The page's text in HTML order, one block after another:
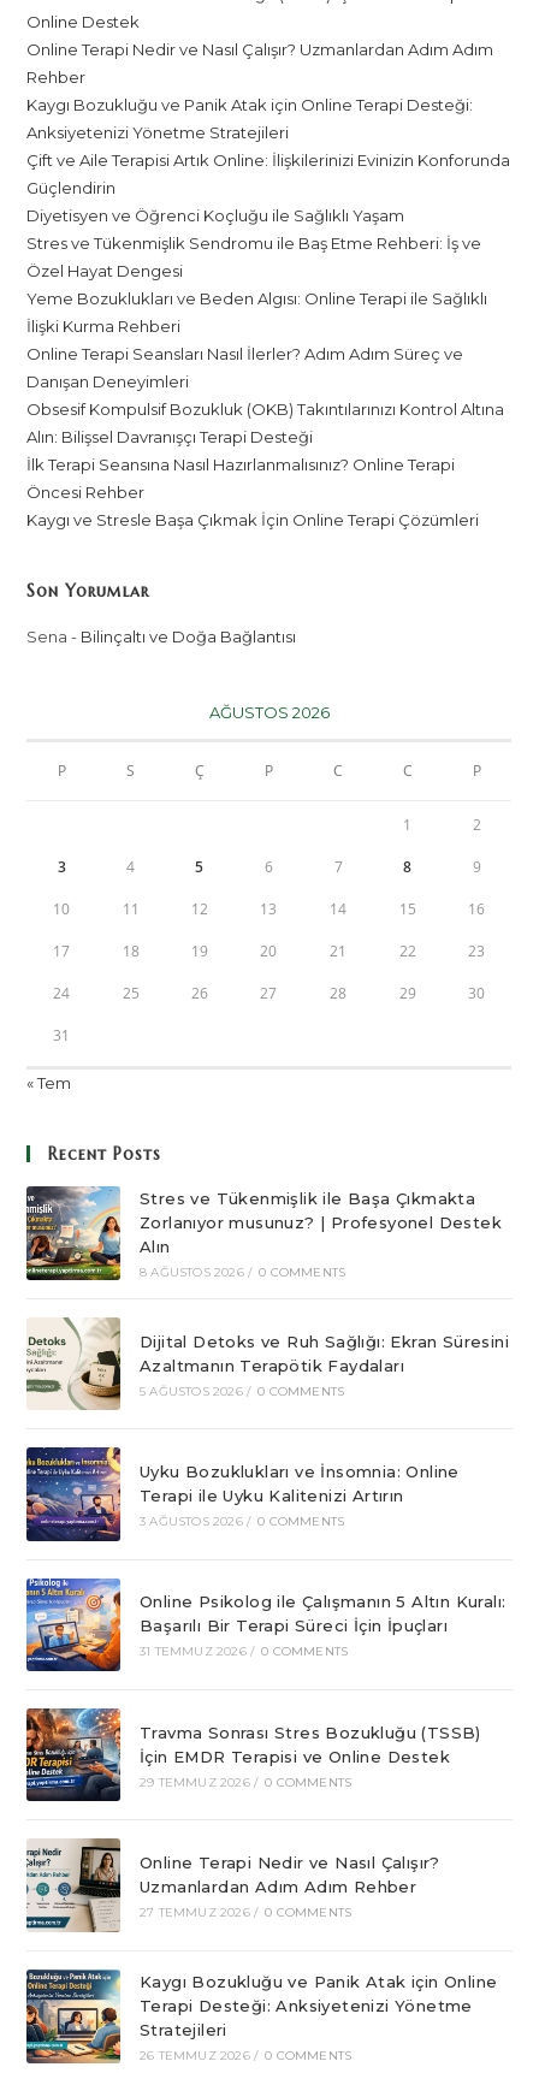
Online Destek
Online Terapi Nedir ve Nasıl Çalışır? Uzmanlardan Adım Adım
Rehber
Kaygı Bozukluğu ve Panik Atak için Online Terapi Desteği:
Anksiyetenizi Yönetme Stratejileri
Çift ve Aile Terapisi Artık Online: İlişkilerinizi Evinizin Konforunda
Güçlendirin
Diyetisyen ve Öğrenci Koçluğu ile Sağlıklı Yaşam
Stres ve Tükenmişlik Sendromu ile Baş Etme Rehberi: İş ve
Özel Hayat Dengesi
Yeme Bozuklukları ve Beden Algısı: Online Terapi ile Sağlıklı
İlişki Kurma Rehberi
Online Terapi Seansları Nasıl İlerler? Adım Adım Süreç ve
Danışan Deneyimleri
Obsesif Kompulsif Bozukluk (OKB) Takıntılarınızı Kontrol Altına
Alın: Bilişsel Davranışçı Terapi Desteği
İlk Terapi Seansına Nasıl Hazırlanmalısınız? Online Terapi
Öncesi Rehber
Kaygı ve Stresle Başa Çıkmak İçin Online Terapi Çözümleri
Son Yorumlar
Sena - Bilinçaltı ve Doğa Bağlantısı
AĞUSTOS 2026
P S Ç P C C P
1 2
3 4 5 6 7 8 9
10 11 12 13 14 15 16
17 18 19 20 21 22 23
24 25 26 27 28 29 30
31
« Tem
Recent Posts
Stres ve Tükenmişlik ile Başa Çıkmakta
Zorlanıyor musunuz? | Profesyonel Destek
Alın
8 AĞUSTOS 2026 / 0 COMMENTS
Dijital Detoks ve Ruh Sağlığı: Ekran Süresini
Azaltmanın Terapötik Faydaları
5 AĞUSTOS 2026 / 0 COMMENTS
Uyku Bozuklukları ve İnsomnia: Online
Terapi ile Uyku Kalitenizi Artırın
3 AĞUSTOS 2026 / 0 COMMENTS
Online Psikolog ile Çalışmanın 5 Altın Kuralı:
Başarılı Bir Terapi Süreci İçin İpuçları
31 TEMMUZ 2026 / 0 COMMENTS
Travma Sonrası Stres Bozukluğu (TSSB)
İçin EMDR Terapisi ve Online Destek
29 TEMMUZ 2026 / 0 COMMENTS
Online Terapi Nedir ve Nasıl Çalışır?
Uzmanlardan Adım Adım Rehber
27 TEMMUZ 2026 / 0 COMMENTS
Kaygı Bozukluğu ve Panik Atak için Online
Terapi Desteği: Anksiyetenizi Yönetme
Stratejileri
26 TEMMUZ 2026 / 0 COMMENTS